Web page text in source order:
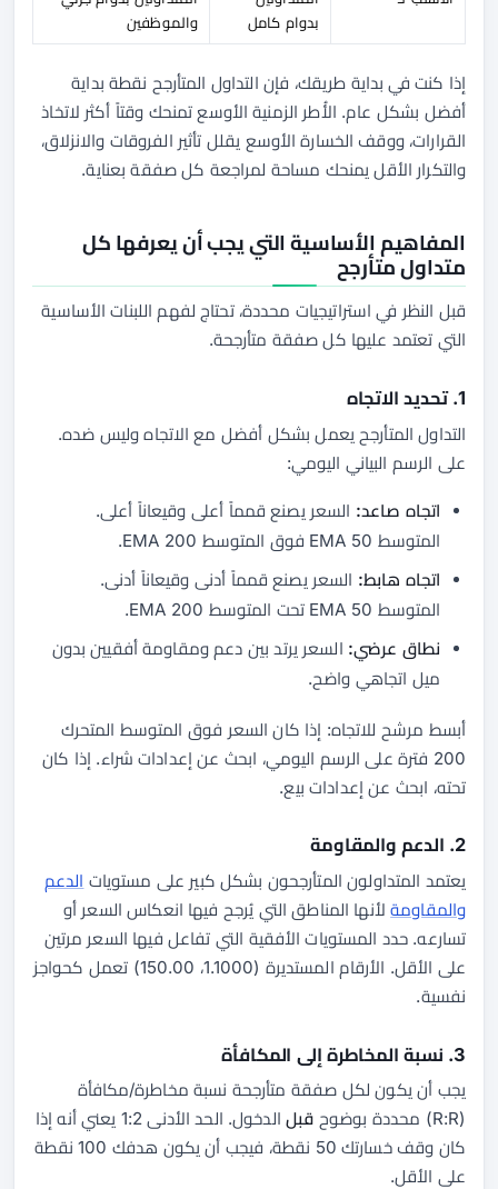
بدوام كامل
والموظفين
إذا كنت في بداية طريقك، فإن التداول المتأرجح نقطة بداية
أفضل بشكل عام. الأُطر الزمنية الأوسع تمنحك وقتاً أكثر لاتخاذ
القرارات، ووقف الخسارة الأوسع يقلل تأثير الفروقات والانزلاق،
والتكرار الأقل يمنحك مساحة لمراجعة كل صفقة بعناية.
المفاهيم الأساسية التي يجب أن يعرفها كل
متداول متأرجح
قبل النظر في استراتيجيات محددة، تحتاج لفهم اللبنات الأساسية
التي تعتمد عليها كل صفقة متأرجحة.
1. تحديد الاتجاه
التداول المتأرجح يعمل بشكل أفضل مع الاتجاه وليس ضده.
على الرسم البياني اليومي:
اتجاه صاعد: السعر يصنع قمماً أعلى وقيعاناً أعلى.
المتوسط 50 EMA فوق المتوسط 200 EMA.
اتجاه هابط: السعر يصنع قمماً أدنى وقيعاناً أدنى.
المتوسط 50 EMA تحت المتوسط 200 EMA.
نطاق عرضي: السعر يرتد بين دعم ومقاومة أفقيين بدون
ميل اتجاهي واضح.
أبسط مرشح للاتجاه: إذا كان السعر فوق المتوسط المتحرك
200 فترة على الرسم اليومي، ابحث عن إعدادات شراء. إذا كان
تحته، ابحث عن إعدادات بيع.
2. الدعم والمقاومة
يعتمد المتداولون المتأرجحون بشكل كبير على مستويات الدعم
والمقاومةلأنها المناطق التي يُرجح فيها انعكاس السعر أو
تسارعه. حدد المستويات الأفقية التي تفاعل فيها السعر مرتين
على الأقل. الأرقام المستديرة (1.1000، 150.00) تعمل كحواجز
نفسية.
3. نسبة المخاطرة إلى المكافأة
يجب أن يكون لكل صفقة متأرجحة نسبة مخاطرة/مكافأة
(R:R) محددة بوضوح
قبل
الدخول. الحد الأدنى 1:2 يعني أنه إذا
كان وقف خسارتك 50 نقطة، فيجب أن يكون هدفك 100 نقطة
على الأقل.